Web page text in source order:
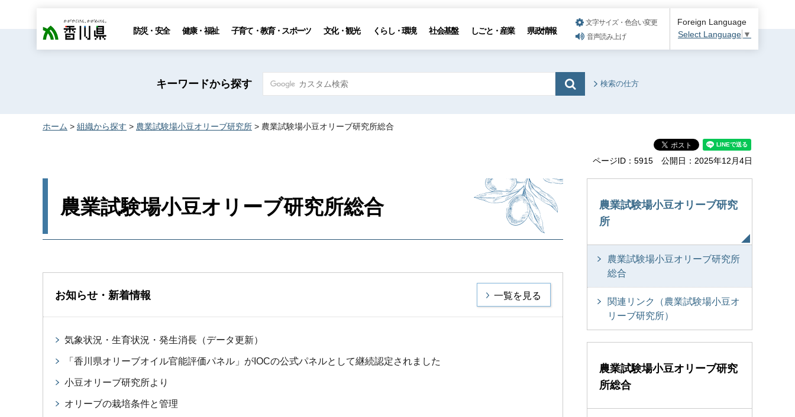
香川県 防災・安全 健康・福祉 子育て・教育・スポーツ 文化・観光 くらし・環境 社会基盤 しごと・産業 県政情報
文字サイズ・色合い変更
音声読み上げ
Foreign Language
Select Language ▼
キーワードから探す 検索の仕方
ホーム > 組織から探す > 農業試験場小豆オリーブ研究所 > 農業試験場小豆オリーブ研究所総合
ページID：5915 公開日：2025年12月4日
農業試験場小豆オリーブ研究所総合
お知らせ・新着情報 一覧を見る
気象状況・生育状況・発生消長（データ更新）
「香川県オリーブオイル官能評価パネル」がIOCの公式パネルとして継続認定されました
小豆オリーブ研究所より
オリーブの栽培条件と管理
農業試験場小豆オリーブ研究
所
農業試験場小豆オリーブ研究所
総合
関連リンク（農業試験場小豆オ
リーブ研究所）
農業試験場小豆オリーブ研究
所総合